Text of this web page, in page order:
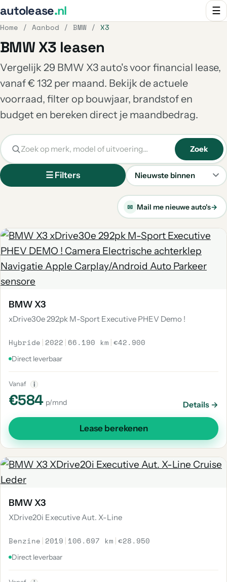
autolease.nl ☰
Home / Aanbod / BMW / X3
BMW X3 leasen
Vergelijk 29 BMW X3 auto's voor financial lease,
vanaf € 132 per maand. Bekijk de actuele
voorraad, filter op bouwjaar, brandstof en
budget en bereken direct je maandbedrag.
☰ Filters
Sorteren
Zoek
✉ Mail me nieuwe auto's→
BMW X3
xDrive30e 292pk M-Sport Executive PHEV Demo !
Hybride | 2022 | 66.190 km |€42.900
Direct leverbaar
Vanaf i
€584 p/mnd Details →
Lease berekenen
BMW X3
XDrive20i Executive Aut. X-Line
Benzine | 2019 | 106.697 km |€28.950
Direct leverbaar